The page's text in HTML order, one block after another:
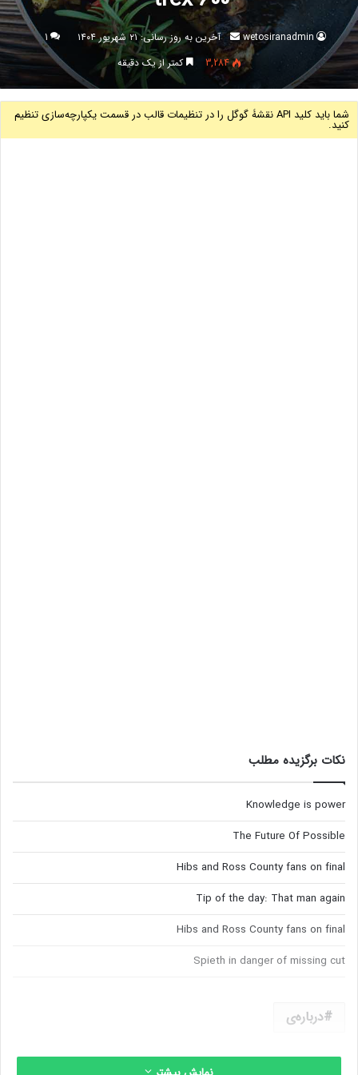
wetosiranadmin
ارسال
ایمیل
آخرین به روز رسانی: ۲۱ شهریور ۱۴۰۴
1
3,284
کمتر از یک دقیقه
شما باید کلید API نقشۀ گوگل را در تنظیمات قالب در قسمت یکپارچه‌سازی‌ تنظیم
کنید.
نکات برگزیده مطلب
Knowledge is power
The Future Of Possible
Hibs and Ross County fans on final
Tip of the day: That man again
Hibs and Ross County fans on final
Spieth in danger of missing cut
درباره‌ی